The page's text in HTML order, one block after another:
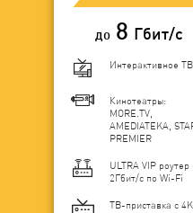
до 8 Гбит/с
Интерактивное ТВ
Кинотеатры:
MORE.TV,
AMEDIATEKA,
PREMIER
ULTRA VIP роутер
2Гбит/c по Wi-Fi
ТВ-приставка с 4K